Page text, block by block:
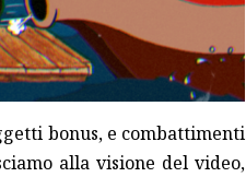
bonus, e combattimenti
alla visione del video,